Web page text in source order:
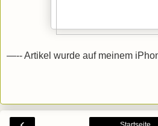
—-- Artikel wurde auf meinem